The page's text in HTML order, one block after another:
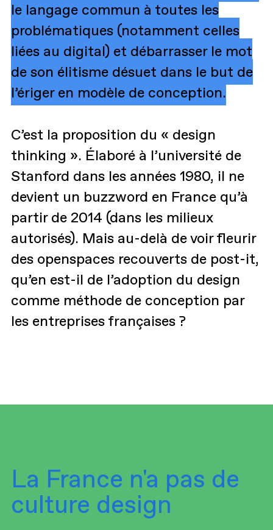
le langage commun à toutes les
problématiques (notamment celles
liées au digital) et débarrasser le mot
de son élitisme désuet dans le but de
l’ériger en modèle de conception.
C’est la proposition du « design
thinking ». Élaboré à l’université de
Stanford dans les années 1980, il ne
devient un buzzword en France qu’à
partir de 2014 (dans les milieux
autorisés). Mais au-delà de voir fleurir
des openspaces recouverts de post-it,
qu’en est-il de l’adoption du design
comme méthode de conception par
les entreprises françaises ?
La France n'a pas de
culture design